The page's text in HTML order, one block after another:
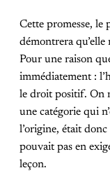
Cette promesse, le
démontrera qu’elle
Pour une raison
immédiatement :
le droit positif. On
une catégorie qui
l’origine, était
pouvait pas en
leçon.